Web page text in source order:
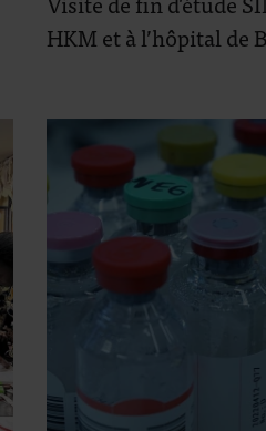
HKM et à l’hôpital de